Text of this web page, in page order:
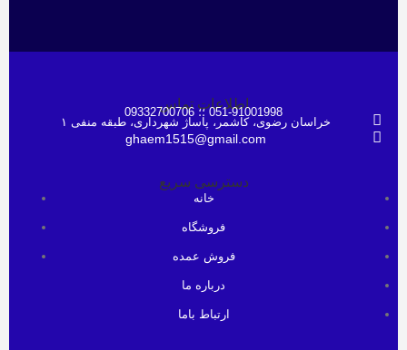
اطلاعات تماس
051-91001998 ؛؛ 09332700706
خراسان رضوی، کاشمر، پاساژ شهرداری، طبقه منفی ۱
ghaem1515@gmail.com
دسترسی سریع
خانه
فروشگاه
فروش عمده
درباره ما
ارتباط باما